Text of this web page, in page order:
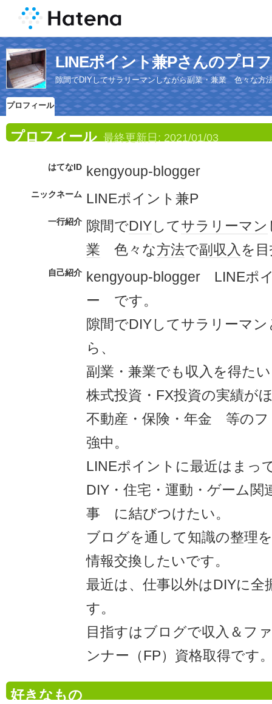
LINEポイント兼Pさんのプロ
隙間でDIYしてサラリーマンしながら副業・兼業 色々な方
プロフィール
プロフィール 最終更新日: 2021/01/03
はてなID kengyoup-blogger
ニックネーム LINEポイント兼P
一行紹介 隙間でDIYしてサラリーマン
業 色々な方法で副収入を
自己紹介
kengyoup-blogger LINEポ
ー です。
隙間でDIYしてサラリーマ
ら、
副業・兼業でも収入を得た
株式投資・FX投資の実績が
不動産・保険・年金 等のフ
強中。
LINEポイントに最近はまっ
DIY・住宅・運動・ゲーム
事 に結びつけたい。
ブログを通して知識の整理
情報交換したいです。
最近は、仕事以外はDIYに全
す。
目指すはブログで収入＆フ
ンナー（FP）資格取得です
好きなもの